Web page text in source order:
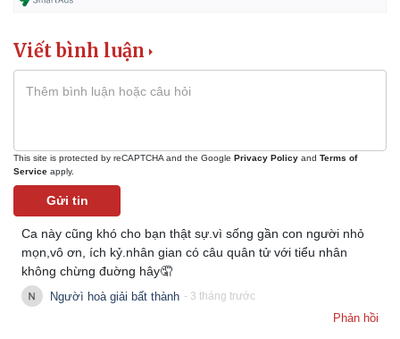
Vụ án
Tin nóng
Tư vấn luật
Vũ khí
Viết bình luận
This site is protected by reCAPTCHA and the Google Privacy Policy and Terms of
Service apply.
Gửi tin
Ca này cũng khó cho bạn thật sự.vì sống gần con người nhỏ
mọn,vô ơn, ích kỷ.nhân gian có câu quân tử với tiểu nhân
không chừng đuờng hây🤦
Ngườì hoà giải bất thành - 3 tháng trước
Phản hồi